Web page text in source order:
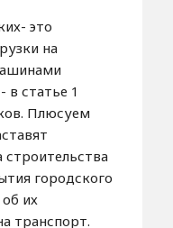
это
на
в статье 1
Плюсуем
строительства
городского
их
транспорт.